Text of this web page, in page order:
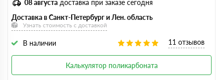
08 августа доставка при заказе сегодня
Доставка в Санкт-Петербург и Лен. область
Узнать стоимость с доставкой
В наличии 11 отзывов
Калькулятор поликарбоната